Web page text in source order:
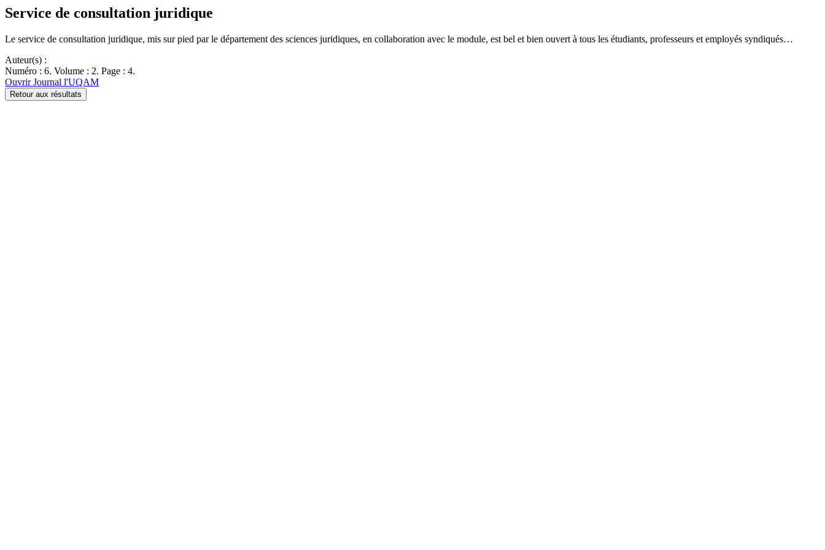
Service de consultation juridique
Le service de consultation juridique, mis sur pied par le département des sciences juridiques, en collaboration avec le module, est bel et bien ouvert à tous les étudiants, professeurs et employés syndiqués…
Auteur(s) :
Numéro : 6. Volume : 2. Page : 4.
Ouvrir Journal l'UQAM
Retour aux résultats